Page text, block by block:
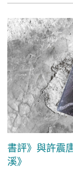
書評》與許震
溪》